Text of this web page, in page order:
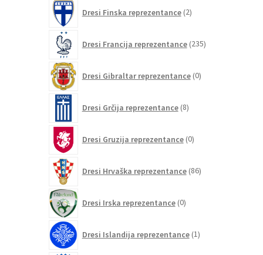
Dresi Finska reprezentance 2izdelka
Dresi Francija reprezentance 235izdelkov
Dresi Gibraltar reprezentance 0izdelkov
Dresi Grčija reprezentance 8izdelkov
Dresi Gruzija reprezentance 0izdelkov
Dresi Hrvaška reprezentance 86izdelkov
Dresi Irska reprezentance 0izdelkov
Dresi Islandija reprezentance 1izdelek